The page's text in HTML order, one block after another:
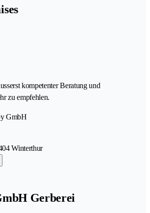
kompetenter Beratung und
zu empfehlen.
GmbH
Winterthur
Gerberei